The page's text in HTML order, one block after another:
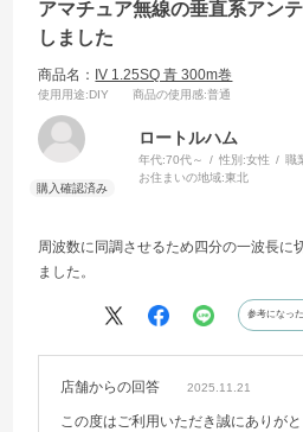
アマチュア無線の垂直系アン
しました
商品名： IV 1.25SQ 青 300m巻
使用用途:DIY 商品の使用感:普通
ロートルハム
年代:70代～ 性別:女性 職
お住まいの地域:東北
周波数に同調させるため四分の一波長に
ました。
参考になった
店舗からの回答 2025.11.21
この度はご利用いただき誠にありがと